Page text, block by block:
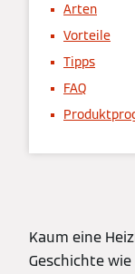
Arten
Vorteile
Tipps
FAQ
Kaum eine
Geschichte